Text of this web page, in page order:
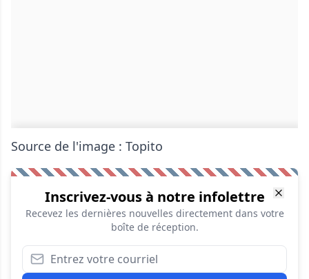
Source de l'image : Topito
Inscrivez-vous à notre infolettre
Recevez les dernières nouvelles directement dans votre
boîte de réception.